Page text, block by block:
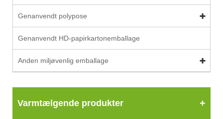
Genanvendt polypose
Genanvendt HD-papirkartonemballage
Anden miljøvenlig emballage
Varmtælgende produkter